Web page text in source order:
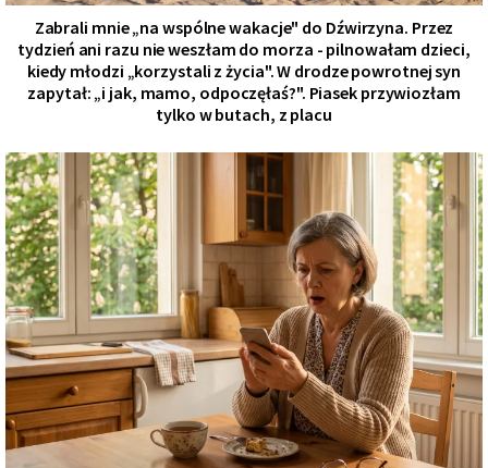
Zabrali mnie „na wspólne wakacje" do Dźwirzyna. Przez
tydzień ani razu nie weszłam do morza - pilnowałam dzieci,
kiedy młodzi „korzystali z życia". W drodze powrotnej syn
zapytał: „i jak, mamo, odpoczęłaś?". Piasek przywiozłam
tylko w butach, z placu